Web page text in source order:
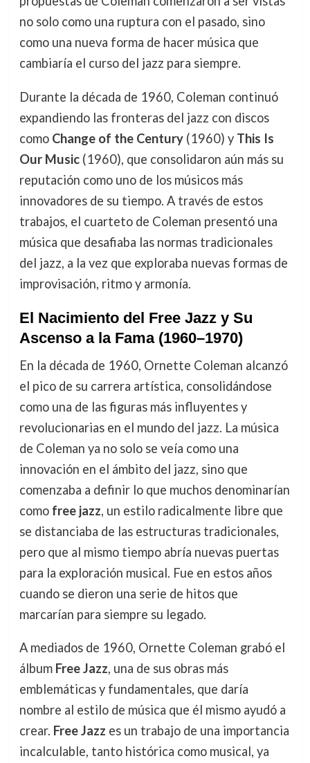
no solo como una ruptura con el pasado, sino
como una nueva forma de hacer música que
cambiaría el curso del jazz para siempre.
Durante la década de 1960, Coleman continuó
expandiendo las fronteras del jazz con discos
como Change of the Century(1960) y This Is
Our Music(1960), que consolidaron aún más su
reputación como uno de los músicos más
innovadores de su tiempo. A través de estos
trabajos, el cuarteto de Coleman presentó una
música que desafiaba las normas tradicionales
del jazz, a la vez que exploraba nuevas formas de
improvisación, ritmo y armonía.
El Nacimiento del Free Jazz y Su
Ascenso a la Fama (1960–1970)
En la década de 1960, Ornette Coleman alcanzó
el pico de su carrera artística, consolidándose
como una de las figuras más influyentes y
revolucionarias en el mundo del jazz. La música
de Coleman ya no solo se veía como una
innovación en el ámbito del jazz, sino que
comenzaba a definir lo que muchos denominarían
como free jazz, un estilo radicalmente libre que
se distanciaba de las estructuras tradicionales,
pero que al mismo tiempo abría nuevas puertas
para la exploración musical. Fue en estos años
cuando se dieron una serie de hitos que
marcarían para siempre su legado.
A mediados de 1960, Ornette Coleman grabó el
álbum Free Jazz, una de sus obras más
emblemáticas y fundamentales, que daría
nombre al estilo de música que él mismo ayudó a
crear. Free Jazz es un trabajo de una importancia
incalculable, tanto histórica como musical, ya